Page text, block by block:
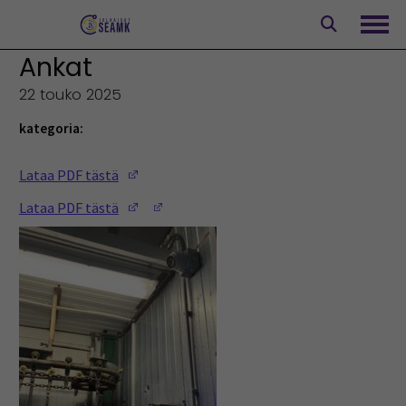
Ankat
22 touko 2025
kategoria:
Lataa PDF tästä
Lataa PDF tästä
(Opens in a new window)